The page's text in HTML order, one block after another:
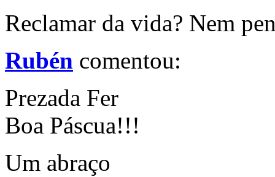
Reclamar da vida? Nem
Rubén comentou:
Prezada Fer
Boa Páscua!!!
Um abraço